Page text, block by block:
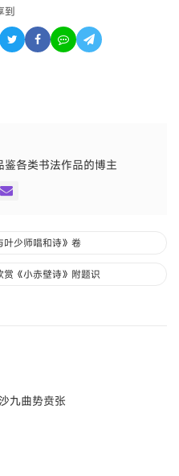
到
各类书法作品的博主
叶少师唱和诗》卷
《小赤壁诗》附题识
九曲势贲张